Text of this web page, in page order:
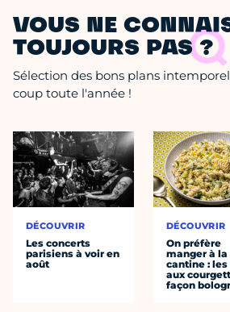
VOUS NE
TOUJOURS PAS ?
Sélection des bons plans
coup toute l'année !
DÉCOUVRIR
Les concerts
parisiens à voir en
août
DÉCOUVRIR
On préfère
manger à la
cantine :
aux
façon